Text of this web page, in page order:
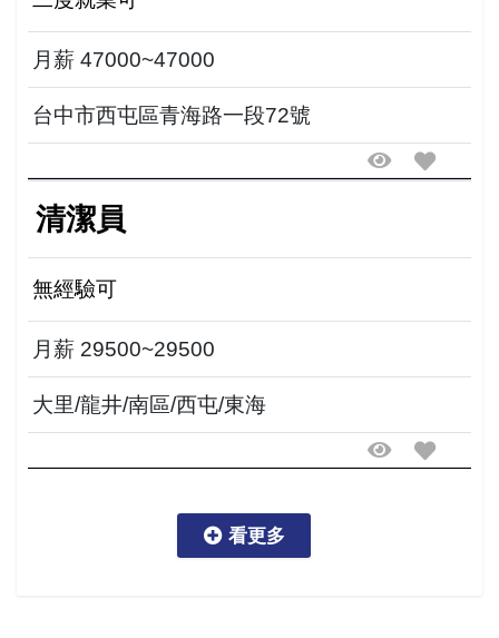
月薪 47000~47000
台中市西屯區青海路一段72號
清潔員
無經驗可
月薪 29500~29500
大里/龍井/南區/西屯/東海
看更多看更多